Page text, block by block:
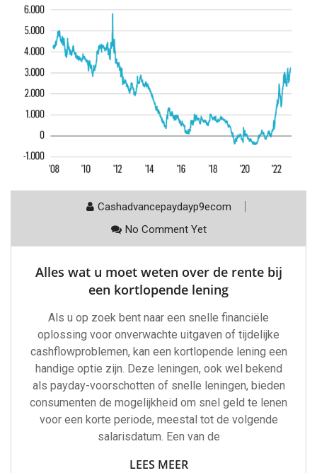
Cashadvancepaydayp9ecom
No Comment Yet
Alles wat u moet weten over de rente bij
een kortlopende lening
Als u op zoek bent naar een snelle financiële
oplossing voor onverwachte uitgaven of tijdelijke
cashflowproblemen, kan een kortlopende lening een
handige optie zijn. Deze leningen, ook wel bekend
als payday-voorschotten of snelle leningen, bieden
consumenten de mogelijkheid om snel geld te lenen
voor een korte periode, meestal tot de volgende
salarisdatum. Een van de
LEES MEER